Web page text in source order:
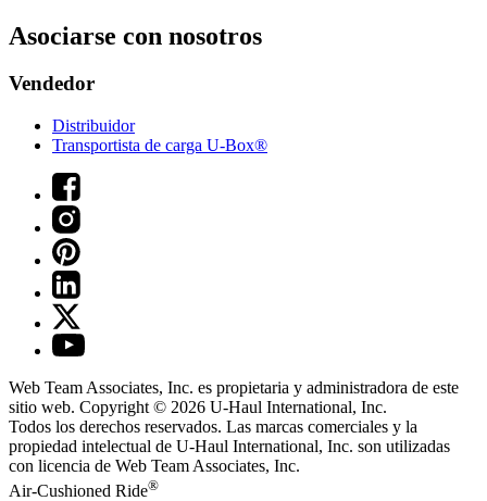
Asociarse con nosotros
Vendedor
Distribuidor
Transportista de carga U-Box®
Web Team Associates, Inc. es propietaria y administradora de este
sitio web. Copyright © 2026 U-Haul International, Inc.
Todos los derechos reservados. Las marcas comerciales y la
propiedad intelectual de U-Haul International, Inc. son utilizadas
con licencia de Web Team Associates, Inc.
Air-Cushioned Ride®